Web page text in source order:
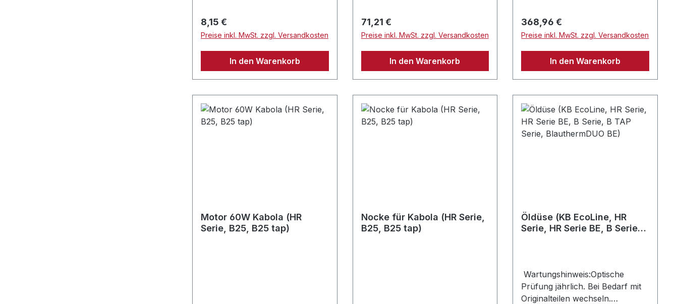
Regulärer Preis:
8,15 €
Preise inkl. MwSt. zzgl. Versandkosten
In den Warenkorb
Regulärer Preis:
71,21 €
Preise inkl. MwSt. zzgl. Versandkosten
In den Warenkorb
Regulärer Preis:
368,96 €
Preise inkl. MwSt. zzgl. Versandkosten
In den Warenkorb
Motor 60W Kabola (HR
Serie, B25, B25 tap)
Nocke für Kabola (HR Serie,
B25, B25 tap)
Öldüse (KB EcoLine, HR
Serie, HR Serie BE, B Serie,
Wartungshinweis:Optische
Prüfung jährlich. Bei Bedarf mit
Originalteilen wechseln.